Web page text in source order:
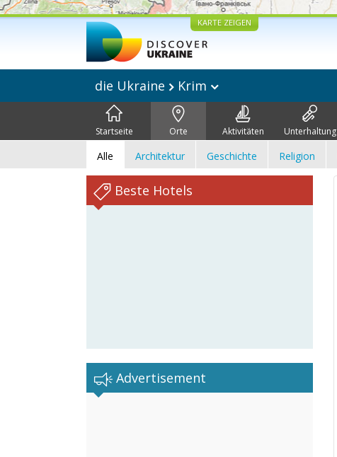
KARTE ZEIGEN
die Ukraine Krim
Startseite Orte Aktivitäten Unterhaltung
Alle Architektur Geschichte Religion
Beste Hotels
Advertisement